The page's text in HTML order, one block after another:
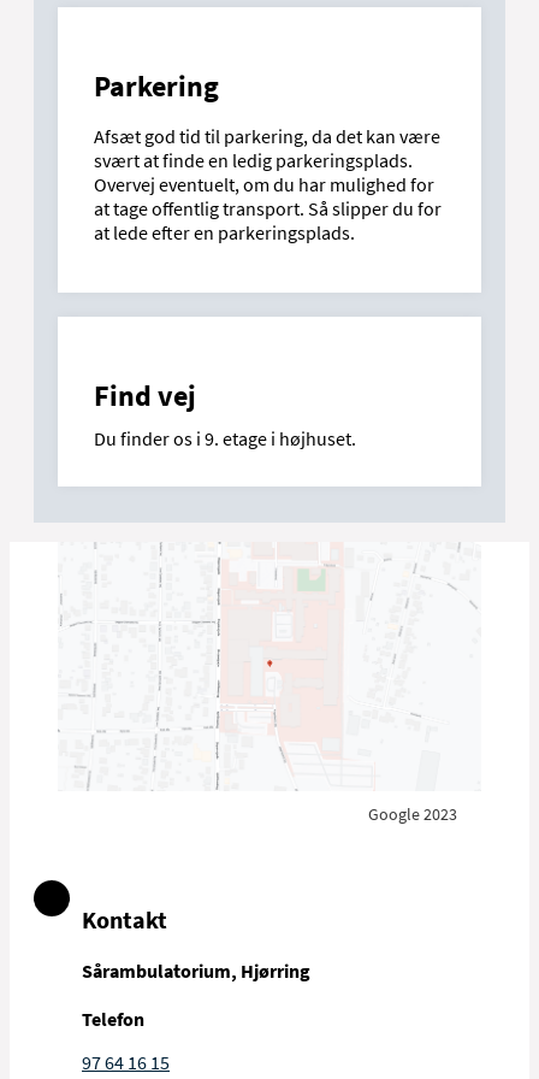
Parkering
Afsæt god tid til parkering, da det kan være
svært at finde en ledig parkeringsplads.
Overvej eventuelt, om du har mulighed for
at tage offentlig transport. Så slipper du for
at lede efter en parkeringsplads.
Find vej
Du finder os i 9. etage i højhuset.
Google 2023
Kontakt
Sårambulatorium, Hjørring
Telefon
97 64 16 15